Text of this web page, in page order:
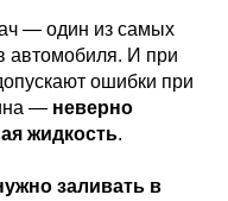
— один из самых
автомобиля. И при
ошибки при
— неверно
жидкость.
заливать в